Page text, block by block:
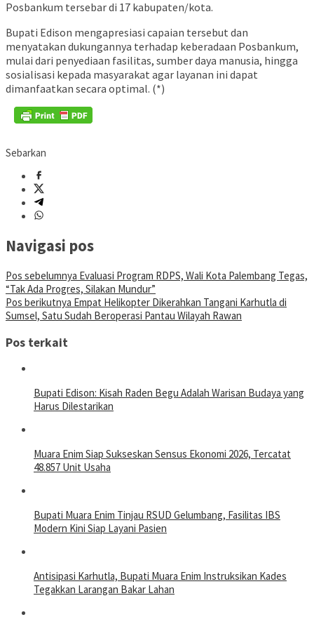
Posbankum tersebar di 17 kabupaten/kota.
Bupati Edison mengapresiasi capaian tersebut dan
menyatakan dukungannya terhadap keberadaan Posbankum,
mulai dari penyediaan fasilitas, sumber daya manusia, hingga
sosialisasi kepada masyarakat agar layanan ini dapat
dimanfaatkan secara optimal. (*)
Sebarkan
Navigasi pos
Pos sebelumnya Evaluasi Program RDPS, Wali Kota Palembang Tegas,
“Tak Ada Progres, Silakan Mundur”
Pos berikutnya Empat Helikopter Dikerahkan Tangani Karhutla di
Sumsel, Satu Sudah Beroperasi Pantau Wilayah Rawan
Pos terkait
Bupati Edison: Kisah Raden Begu Adalah Warisan Budaya yang
Harus Dilestarikan
Muara Enim Siap Sukseskan Sensus Ekonomi 2026, Tercatat
48.857 Unit Usaha
Bupati Muara Enim Tinjau RSUD Gelumbang, Fasilitas IBS
Modern Kini Siap Layani Pasien
Antisipasi Karhutla, Bupati Muara Enim Instruksikan Kades
Tegakkan Larangan Bakar Lahan